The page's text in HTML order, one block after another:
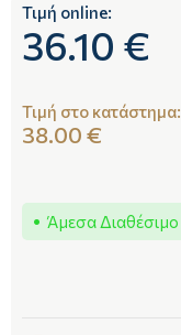
Τιμή online:
36.10 €
Τιμή στο κατάστημα:
38.00 €
Άμεσα Διαθέσιμο